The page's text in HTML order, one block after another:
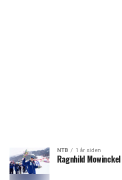
NTB 1 år siden
Ragnhild